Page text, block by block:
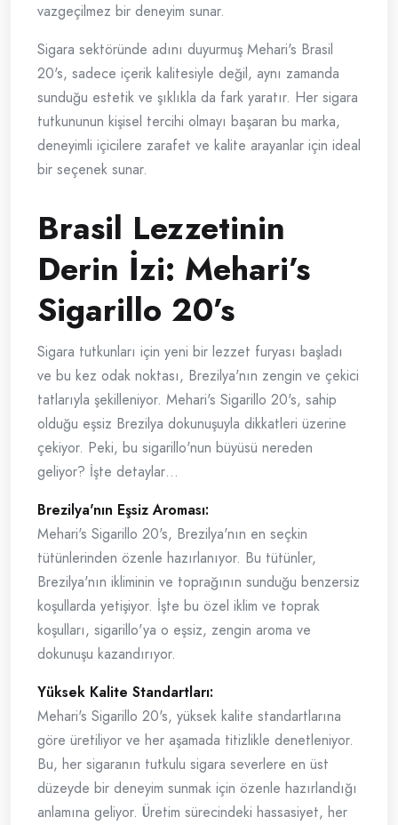
vazgeçilmez bir deneyim sunar.
Sigara sektöründe adını duyurmuş Mehari's Brasil
20's, sadece içerik kalitesiyle değil, aynı zamanda
sunduğu estetik ve şıklıkla da fark yaratır. Her sigara
tutkununun kişisel tercihi olmayı başaran bu marka,
deneyimli içicilere zarafet ve kalite arayanlar için ideal
bir seçenek sunar.
Brasil Lezzetinin
Derin İzi: Mehari’s
Sigarillo 20’s
Sigara tutkunları için yeni bir lezzet furyası başladı
ve bu kez odak noktası, Brezilya'nın zengin ve çekici
tatlarıyla şekilleniyor. Mehari's Sigarillo 20's, sahip
olduğu eşsiz Brezilya dokunuşuyla dikkatleri üzerine
çekiyor. Peki, bu sigarillo'nun büyüsü nereden
geliyor? İşte detaylar…
Brezilya'nın Eşsiz Aroması:
Mehari's Sigarillo 20's, Brezilya'nın en seçkin
tütünlerinden özenle hazırlanıyor. Bu tütünler,
Brezilya'nın ikliminin ve toprağının sunduğu benzersiz
koşullarda yetişiyor. İşte bu özel iklim ve toprak
koşulları, sigarillo'ya o eşsiz, zengin aroma ve
dokunuşu kazandırıyor.
Yüksek Kalite Standartları:
Mehari's Sigarillo 20's, yüksek kalite standartlarına
göre üretiliyor ve her aşamada titizlikle denetleniyor.
Bu, her sigaranın tutkulu sigara severlere en üst
düzeyde bir deneyim sunmak için özenle hazırlandığı
anlamına geliyor. Üretim sürecindeki hassasiyet, her